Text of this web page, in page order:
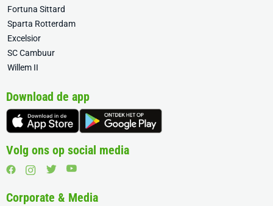
Fortuna Sittard
Sparta Rotterdam
Excelsior
SC Cambuur
Willem II
Download de app
Volg ons op social media
Corporate & Media